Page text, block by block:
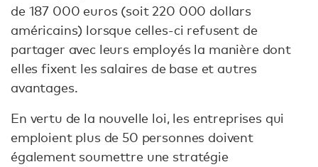
de 187 000 euros (soit 220 000 dollars
américains) lorsque celles-ci refusent de
partager avec leurs employés la manière dont
elles fixent les salaires de base et autres
avantages.
En vertu de la nouvelle loi, les entreprises qui
emploient plus de 50 personnes doivent
également soumettre une stratégie